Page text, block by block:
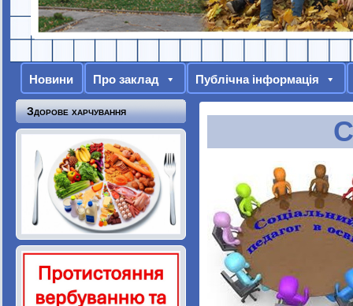
Новини Про заклад Публічна інформація
Здорове харчування